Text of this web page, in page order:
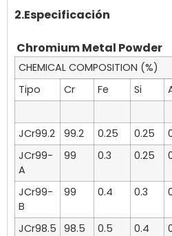
2.Especificación
Chromium Metal Powder
CHEMICAL COMPOSITION (%)
Tipo
Cr Fe Si
JCr99.2 99.2 0.25 0.25
JCr99-
A
99 0.3 0.25
JCr99-
B
99 0.4 0.3
JCr98.5 98.5 0.5 0.4